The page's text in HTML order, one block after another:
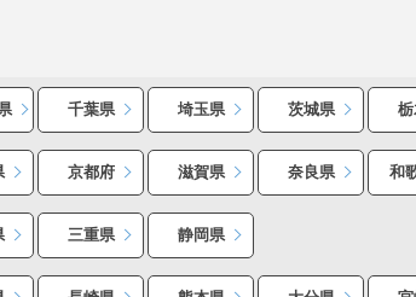
千葉県 埼玉県 茨城県
京都府 滋賀県 奈良県 和
三重県 静岡県